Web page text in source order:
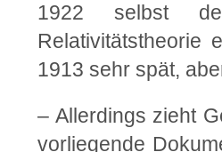
1922 selbst
Relativitätstheorie
1913 sehr spät,
– Allerdings zieht
vorliegende